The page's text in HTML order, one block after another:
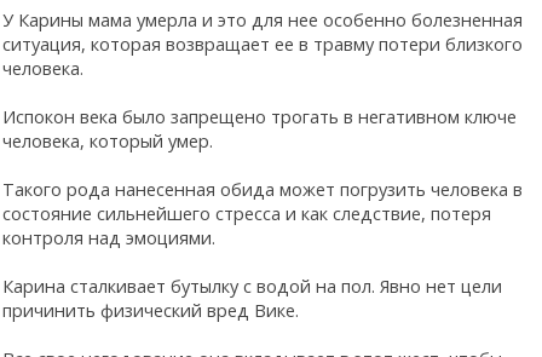
У Карины мама умерла и это для нее особенно болезненная
ситуация, которая возвращает ее в травму потери близкого
человека.
Испокон века было запрещено трогать в негативном ключе
человека, который умер.
Такого рода нанесенная обида может погрузить человека в
состояние сильнейшего стресса и как следствие, потеря
контроля над эмоциями.
Карина сталкивает бутылку с водой на пол. Явно нет цели
причинить физический вред Вике.